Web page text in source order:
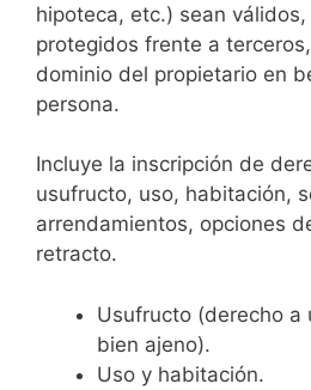
hipoteca, etc.) sean
protegidos frente a
dominio del propietario en
persona.
Incluye la inscripción de
usufructo, uso, habitación,
arrendamientos, opciones
retracto.
Usufructo (derecho a
bien ajeno).
Uso y habitación.